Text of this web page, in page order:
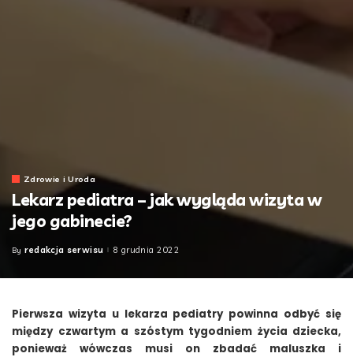
Zdrowie i Uroda
Lekarz pediatra – jak wygląda wizyta w
jego gabinecie?
Posted
By redakcja serwisu 8 grudnia 2022
Pierwsza wizyta u lekarza pediatry powinna odbyć się
między czwartym a szóstym tygodniem życia dziecka,
ponieważ wówczas musi on zbadać maluszka i